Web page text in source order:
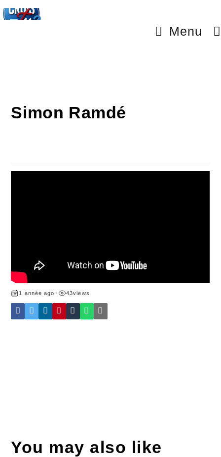
Menu
Simon Ramdé
1 année ago • 43views
You may also like